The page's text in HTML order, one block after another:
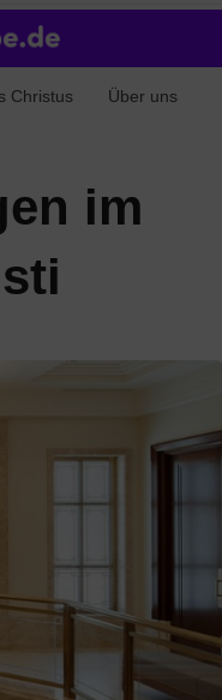
Christus Über uns
im